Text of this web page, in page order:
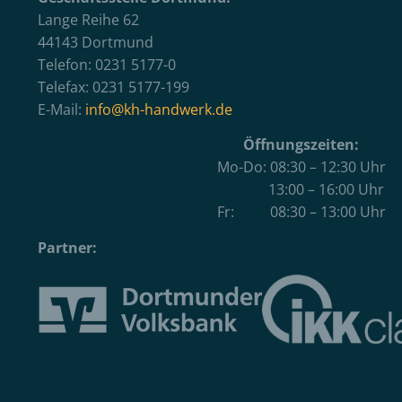
Lange Reihe 62
44143 Dortmund
Telefon: 0231 5177-0
Telefax: 0231 5177-199
E-Mail: info@kh-handwerk.de
Öffnungszeiten:
Mo-Do: 08:30 – 12:30 Uhr
13:00 – 16:00 Uhr
Fr: 08:30 – 13:00 Uhr
Partner: